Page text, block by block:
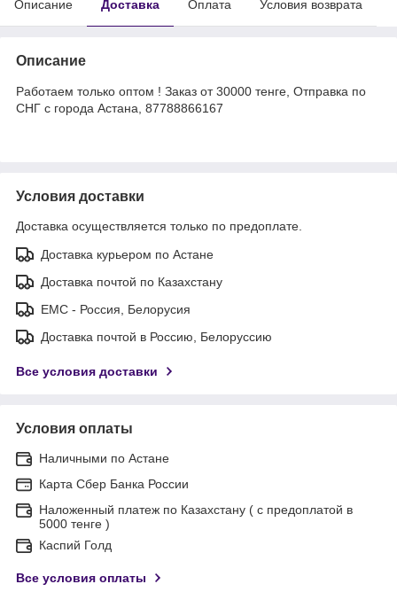
Описание Доставка Оплата Условия возврата
Описание
Работаем только оптом ! Заказ от 30000 тенге, Отправка по
СНГ с города Астана, 87788866167
Условия доставки
Доставка осуществляется только по предоплате.
Доставка курьером по Астане
Доставка почтой по Казахстану
ЕМС - Россия, Белорусия
Доставка почтой в Россию, Белоруссию
Все условия доставки
Условия оплаты
Наличными по Астане
Карта Сбер Банка России
Наложенный платеж по Казахстану ( с предоплатой в
5000 тенге )
Каспий Голд
Все условия оплаты